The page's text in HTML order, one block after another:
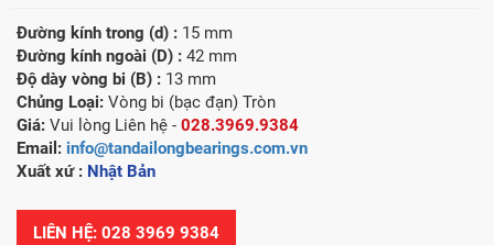
Đường kính trong (d) : 15 mm
Đường kính ngoài (D) : 42 mm
Độ dày vòng bi (B) : 13 mm
Chủng Loại: Vòng bi (bạc đạn) Tròn
Giá: Vui lòng Liên hệ - 028.3969.9384
Email: info@tandailongbearings.com.vn
Xuất xứ : Nhật Bản
LIÊN HỆ: 028 3969 9384